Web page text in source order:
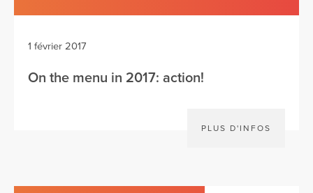
1 février 2017
On the menu in 2017: action!
PLUS D'INFOS